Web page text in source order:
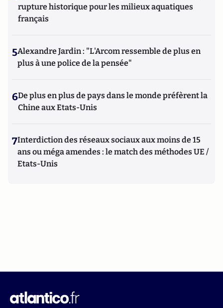
rupture historique pour les milieux aquatiques
français
5Alexandre Jardin : "L'Arcom ressemble de plus en
plus à une police de la pensée"
6De plus en plus de pays dans le monde préfèrent la
Chine aux Etats-Unis
7Interdiction des réseaux sociaux aux moins de 15
ans ou méga amendes : le match des méthodes UE /
Etats-Unis